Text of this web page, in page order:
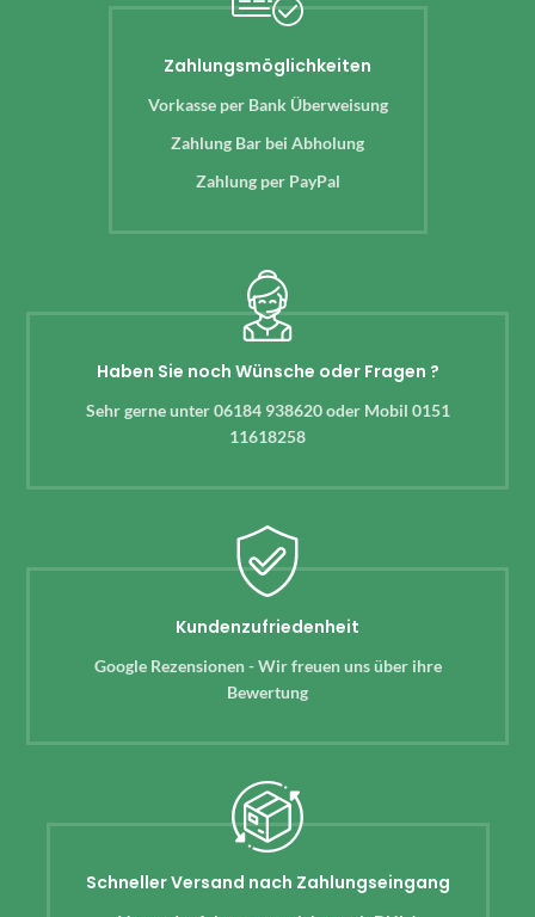
Zahlungsmöglichkeiten
Vorkasse per Bank Überweisung
Zahlung Bar bei Abholung
Zahlung per PayPal
Haben Sie noch Wünsche oder Fragen ?
Sehr gerne unter 06184 938620 oder Mobil 0151
11618258
Kundenzufriedenheit
Google Rezensionen - Wir freuen uns über ihre
Bewertung
Schneller Versand nach Zahlungseingang